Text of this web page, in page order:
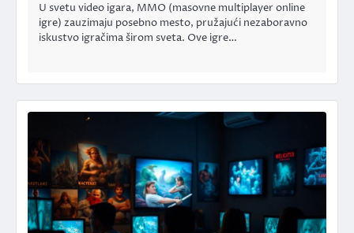
U svetu video igara, MMO (masovne multiplayer online
igre) zauzimaju posebno mesto, pružajući nezaboravno
iskustvo igračima širom sveta. Ove igre…